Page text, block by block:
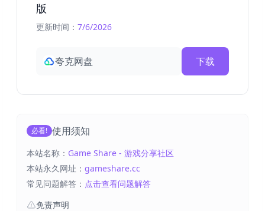
版
更新时间： 7/6/2026
夸克网盘 下载
必看! 使用须知
本站名称： Game Share - 游戏分享社区
本站永久网址： gameshare.cc
常见问题解答： 点击查看问题解答
免责声明